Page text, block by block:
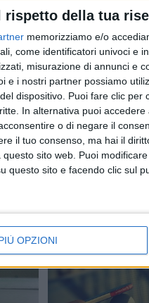
rispetto della tua
memorizziamo e/o
come identificatori univoci e
misurazione di annunci e
e i nostri partner possiamo
dispositivo. Puoi fare clic
In alternativa puoi
o di negare il
il tuo consenso, ma hai il
sito web. Puoi
questo sito e facendo clic sul
OPZIONI
con 30 anni di attivita'
di atleti mercenari
Finalmente l'Asi
l'analisi di Maurizio
LAMUSTA CAMPIONATO